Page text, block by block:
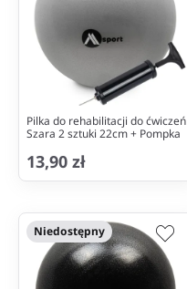
Pilka do rehabilitacji do ćwiczeń
Szara 2 sztuki 22cm + Pompka
13,90 zł
Niedostępny